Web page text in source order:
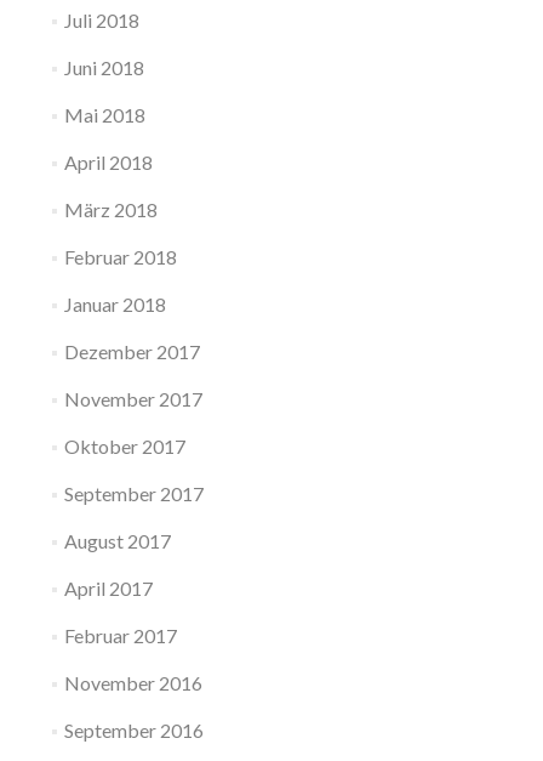
Juli 2018
Juni 2018
Mai 2018
April 2018
März 2018
Februar 2018
Januar 2018
Dezember 2017
November 2017
Oktober 2017
September 2017
August 2017
April 2017
Februar 2017
November 2016
September 2016